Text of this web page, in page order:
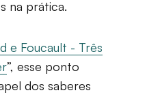
na prática.
e Foucault - Três
”, esse ponto
dos saberes